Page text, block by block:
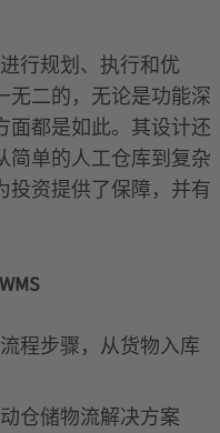
行规划、执行和优
无二的，无论是功能深
面都是如此。其设计还
简单的人工仓库到复杂
投资提供了保障，并有
程步骤，从货物入库
仓储物流解决方案